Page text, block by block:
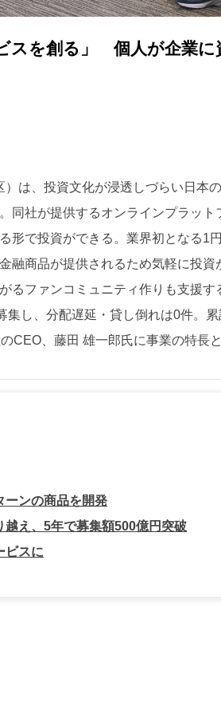
スを創る」 個人が企業に
）は、投資文化が浸透しづらい日本
同社が提供するオンラインプラット
形で投資ができる。業界初となる1
融商品が提供されるため気軽に投資
るファンコミュニティ作りも支援す
集し、分配遅延・貸し倒れは0件。
CEO、藤田 雄一郎氏に事業の特長
ーンの商品を開発
越え、5年で募集額500億円突破
ビスに